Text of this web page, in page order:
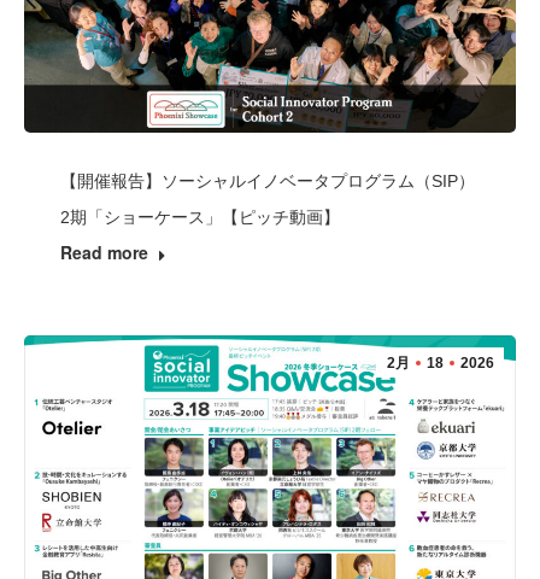
【開催報告】ソーシャルイノベータプログラム（SIP）
2期「ショーケース」【ピッチ動画】
Read more
2月 18 2026